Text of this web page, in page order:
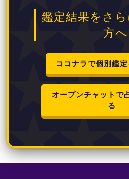
鑑定結果をさ
方へ
ココナラで個別鑑
オープンチャットで
る